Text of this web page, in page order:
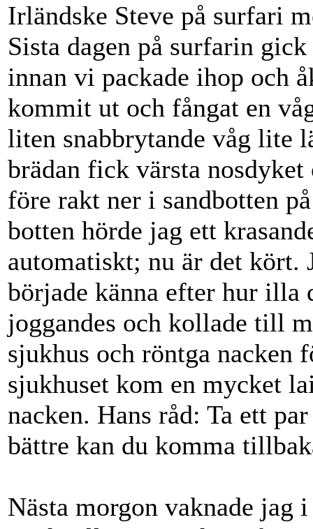
Irländske Steve på surfari
Sista dagen på surfarin
innan vi packade ihop och
kommit ut och fångat en
liten snabbrytande våg lite
brädan fick värsta
före rakt ner i sandbotten
botten hörde jag ett
automatiskt; nu är det kört.
började känna efter hur illa
joggandes och kollade till
sjukhus och röntga nacken
sjukhuset kom en mycket
nacken. Hans råd: Ta ett
bättre kan du komma
Nästa morgon vaknade